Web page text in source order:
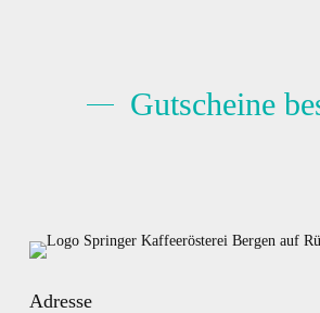
Gutscheine
Adresse